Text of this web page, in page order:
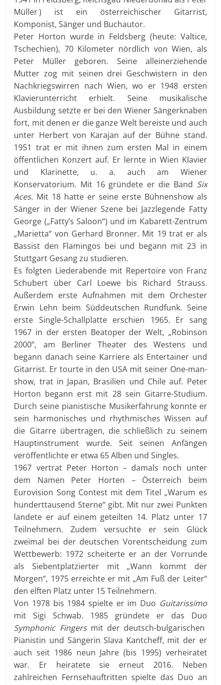
Müller ) ist ein österreichischer Gitarrist,
Komponist, Sänger und Buchautor.
Peter Horton wurde in Feldsberg (heute: Valtice,
Tschechien), 70 Kilometer nördlich von Wien, als
Peter Müller geboren. Seine alleinerziehende
Mutter zog mit seinen drei Geschwistern in den
Nachkriegswirren nach Wien, wo er 1948 ersten
Klavierunterricht erhielt. Seine musikalische
Ausbildung setzte er bei den Wiener Sängerknaben
fort, mit denen er die ganze Welt bereiste und auch
unter Herbert von Karajan auf der Bühne stand.
1951 trat er mit ihnen zum ersten Mal in einem
öffentlichen Konzert auf. Er lernte in Wien Klavier
und Klarinette, u. a. auch am Wiener
Konservatorium. Mit 16 gründete er die Band Six
Aces. Mit 18 hatte er seine erste Bühnenshow als
Sänger in der Wiener Szene bei Jazzlegende Fatty
George („Fatty’s Saloon“) und im Kabarett-Zentrum
„Marietta“ von Gerhard Bronner. Mit 19 trat er als
Bassist den Flamingos bei und begann mit 23 in
Stuttgart Gesang zu studieren.
Es folgten Liederabende mit Repertoire von Franz
Schubert über Carl Loewe bis Richard Strauss.
Außerdem erste Aufnahmen mit dem Orchester
Erwin Lehn beim Süddeutschen Rundfunk. Seine
erste Single-Schallplatte erschien 1965. Er sang
1967 in der ersten Beatoper der Welt, „Robinson
2000“, am Berliner Theater des Westens und
begann danach seine Karriere als Entertainer und
Gitarrist. Er tourte in den USA mit seiner One-man-
show, trat in Japan, Brasilien und Chile auf. Peter
Horton begann erst mit 28 sein Gitarre-Studium.
Durch seine pianistische Musikerfahrung konnte er
sein harmonisches und rhythmisches Wissen auf
die Gitarre übertragen, die schließlich zu seinem
Hauptinstrument wurde. Seit seinen Anfängen
veröffentlichte er etwa 65 Alben und Singles.
1967 vertrat Peter Horton – damals noch unter
dem Namen Peter Horten – Österreich beim
Eurovision Song Contest mit dem Titel „Warum es
hunderttausend Sterne“ gibt. Mit nur zwei Punkten
landete er auf einem geteilten 14. Platz unter 17
Teilnehmern. Zudem versuchte er sein Glück
zweimal bei der deutschen Vorentscheidung zum
Wettbewerb: 1972 scheiterte er an der Vorrunde
als Siebentplatzierter mit „Wann kommt der
Morgen“, 1975 erreichte er mit „Am Fuß der Leiter“
den elften Platz unter 15 Teilnehmern.
Von 1978 bis 1984 spielte er im Duo Guitarissimo
mit Sigi Schwab. 1985 gründete er das Duo
Symphonic Fingersmit der deutsch-bulgarischen
Pianistin und Sängerin Slava Kantcheff, mit der er
auch seit 1986 neun Jahre (bis 1995) verheiratet
war. Er heiratete sie erneut 2016. Neben
zahlreichen Fernsehauftritten spielte das Duo an